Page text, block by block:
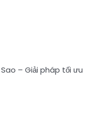
– Giải pháp tối ưu